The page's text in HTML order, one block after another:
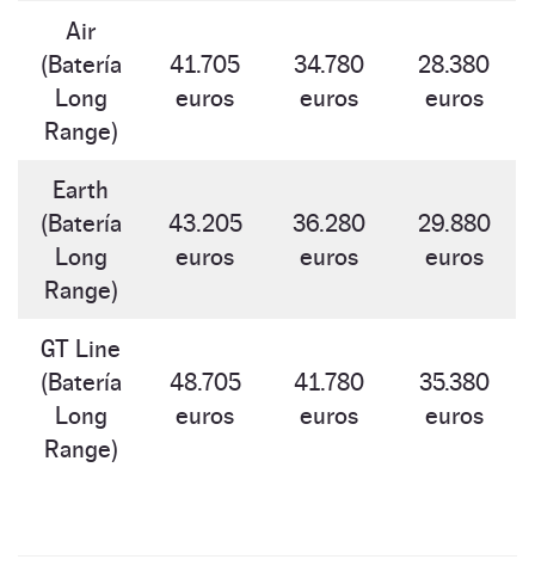
Air
(Batería
Long
Range)
41.705
euros
34.780
euros
28.380
euros
Earth
(Batería
Long
Range)
43.205
euros
36.280
euros
29.880
euros
GT Line
(Batería
Long
Range)
48.705
euros
41.780
euros
35.380
euros